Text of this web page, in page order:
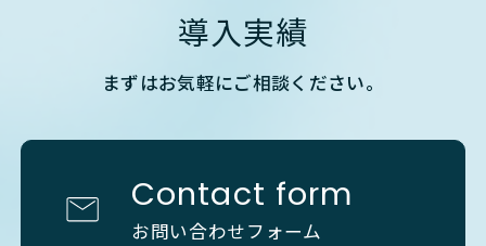
導入実績
まずはお気軽にご相談ください。
Contact form
お問い合わせフォーム